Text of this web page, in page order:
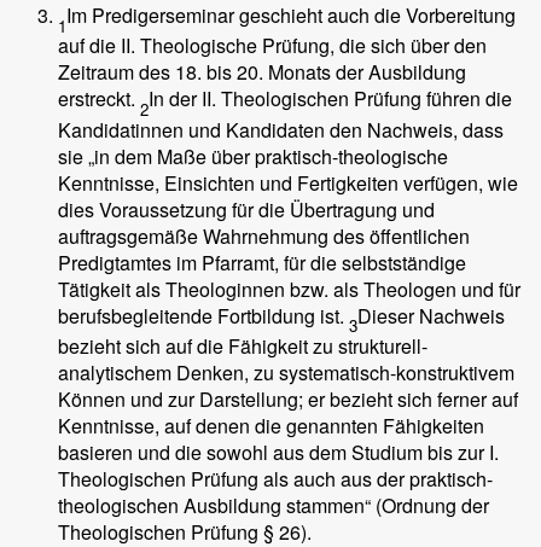
1Im Predigerseminar geschieht auch die Vorbereitung
auf die II. Theologische Prüfung, die sich über den
Zeitraum des 18. bis 20. Monats der Ausbildung
erstreckt. 2In der II. Theologischen Prüfung führen die
Kandidatinnen und Kandidaten den Nachweis, dass
sie „in dem Maße über praktisch-theologische
Kenntnisse, Einsichten und Fertigkeiten verfügen, wie
dies Voraussetzung für die Übertragung und
auftragsgemäße Wahrnehmung des öffentlichen
Predigtamtes im Pfarramt, für die selbstständige
Tätigkeit als Theologinnen bzw. als Theologen und für
berufsbegleitende Fortbildung ist. 3Dieser Nachweis
bezieht sich auf die Fähigkeit zu strukturell-
analytischem Denken, zu systematisch-konstruktivem
Können und zur Darstellung; er bezieht sich ferner auf
Kenntnisse, auf denen die genannten Fähigkeiten
basieren und die sowohl aus dem Studium bis zur I.
Theologischen Prüfung als auch aus der praktisch-
theologischen Ausbildung stammen“ (Ordnung der
Theologischen Prüfung § 26).